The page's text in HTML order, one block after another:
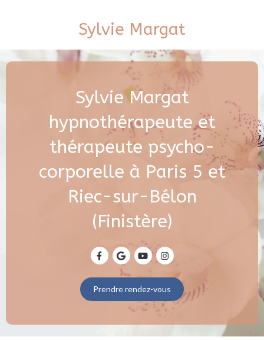
Sylvie Margat
Sylvie Margat
hypnothérapeute et
thérapeute psycho-
corporelle à Paris 5 et
Riec-sur-Bélon
(Finistère)
Prendre rendez-vous